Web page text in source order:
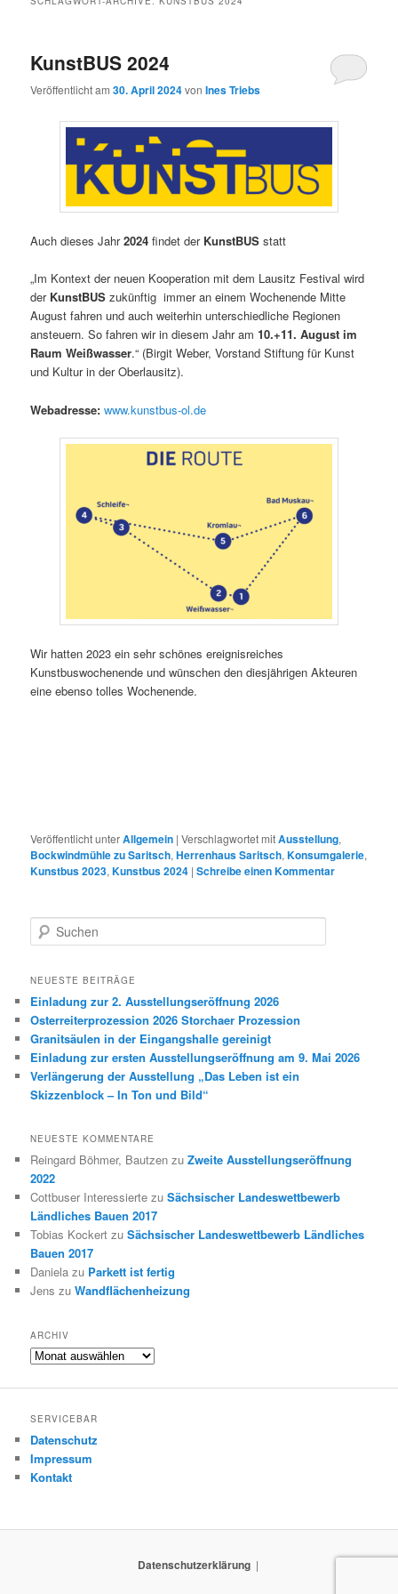
KunstBUS 2024
Veröffentlicht am30. April 2024vonInes Triebs
Auch dieses Jahr2024 findet der KunstBUS statt
„Im Kontext der neuen Kooperation mit dem Lausitz Festival wird
der KunstBUS zukünftig immer an einem Wochenende Mitte
August fahren und auch weiterhin unterschiedliche Regionen
ansteuern. So fahren wir in diesem Jahr am10.+11. August im
Raum Weißwasser.“ (Birgit Weber, Vorstand Stiftung für Kunst
und Kultur in der Oberlausitz).
Webadresse: www.kunstbus-ol.de
Wir hatten 2023 ein sehr schönes ereignisreiches
Kunstbuswochenende und wünschen den diesjährigen Akteuren
eine ebenso tolles Wochenende.
Veröffentlicht unterAllgemein |Verschlagwortet mitAusstellung,
Bockwindmühle zu Saritsch,Herrenhaus Saritsch,Konsumgalerie,
Kunstbus 2023,Kunstbus 2024 |Schreibe einen Kommentar
u
h
n
NEUESTE BEITRÄGE
Einladung zur 2. Ausstellungseröffnung 2026
Osterreiterprozession 2026 Storchaer Prozession
Granitsäulen in der Eingangshalle gereinigt
Einladung zur ersten Ausstellungseröffnung am 9. Mai 2026
Verlängerung der Ausstellung „Das Leben ist ein
Skizzenblock – In Ton und Bild“
NEUESTE KOMMENTARE
Reingard Böhmer, Bautzen zuZweite Ausstellungseröffnung
2022
Cottbuser Interessierte zuSächsischer Landeswettbewerb
Ländliches Bauen 2017
Tobias Kockert zuSächsischer Landeswettbewerb Ländliches
Bauen 2017
Daniela zu Parkett ist fertig
Jens zuWandflächenheizung
ARCHIV
Archiv
SERVICEBAR
Datenschutz
Impressum
Kontakt
Datenschutzerklärung